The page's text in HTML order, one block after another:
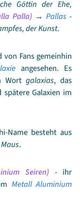
Göttin der Ehe,
Palla)→Pallas -
der Kunst.
Fans gemeinhin
angesehen. Es
Wortgalaxias, das
Galaxien im
Name besteht aus
.
Seiren) - ihr
Metall Aluminium